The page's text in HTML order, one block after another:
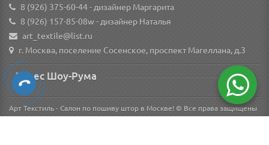
8 (926) 375-60-44- дизайнер Маргарита
8 (926) 157-85-08w- дизайнер Наталья
art_textile@list.ru
г. Москва, поселение Сосенское, проспект Магеллана, д.3
Адрес Шоу-Рума
Арт Текстиль - Салон по пошиву штор в Москве! © Все права защищены